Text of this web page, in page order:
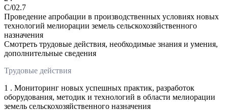
C/02.7
Проведение апробации в производственных условиях новых
технологий мелиорации земель сельскохозяйственного
назначения
Смотреть трудовые действия, необходимые знания и умения,
дополнительные сведения
Трудовые действия
1 . Мониторинг новых успешных практик, разработок
оборудования, методик и технологий в области мелиорации
земель сельскохозяйственного назначения